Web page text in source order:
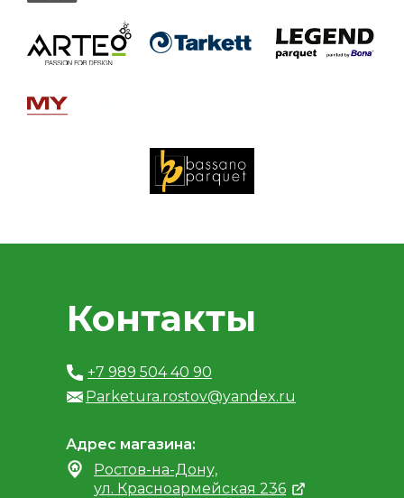
Контакты
+7 989 504 40 90
Parketura.rostov@yandex.ru
Ростов-на-Дону,
ул. Красноармейская 236
Адрес магазина: